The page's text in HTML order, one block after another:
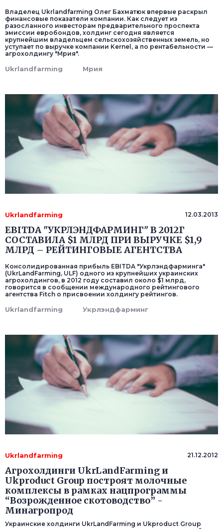
Владелец Ukrlandfarming Олег Бахматюк впервые раскрыл
финансовые показатели компании. Как следует из
разосланного инвесторам предварительного проспекта
эмиссии евробондов, холдинг сегодня является
крупнейшим владельцем сельскохозяйственных земель, но
уступает по выручке компании Kernel, а по рентабельности —
агрохолдингу "Мрия".
Ukrlandfarming Мрия
Ukrlandfarming 12.03.2013
EBITDA "УКРЛЭНДФАРМИНГ" В 2012Г
СОСТАВИЛА $1 МЛРД ПРИ ВЫРУЧКЕ $1,9
МЛРД – РЕЙТИНГОВЫЕ АГЕНТСТВА
Консолидированная прибыль EBITDA "Укрлэндфарминга"
(UkrLandFarming, ULF) одного из крупнейших украинских
агрохолдингов, в 2012 году составил около $1 млрд,
говорится в сообщении международного рейтингового
агентства Fitch о присвоении холдингу рейтингов.
Ukrlandfarming Укрлэндфарминг
Ukrlandfarming 21.12.2012
Агрохолдинги UkrLandFarming и
Ukproduct Group построят молочные
комплексы в рамках нацпрограммы
“Возрожденное скотоводство” -
Минагропрод
Украинские холдинги UkrLandFarming и Ukproduct Group